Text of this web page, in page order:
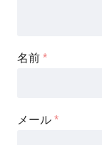
名前 *
メール *